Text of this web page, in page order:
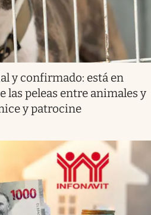
y confirmado: está en
las peleas entre animales y
y patrocine